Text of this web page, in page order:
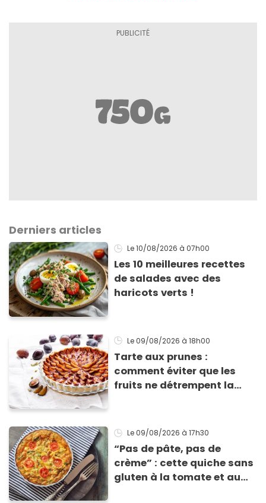
Derniers articles
Le 10/08/2026 à 07h00
Les 10 meilleures recettes
de salades avec des
haricots verts !
Le 09/08/2026 à 18h00
Tarte aux prunes :
comment éviter que les
fruits ne détrempent la
Le 09/08/2026 à 17h30
“Pas de pâte, pas de
crème” : cette quiche sans
gluten à la tomate et au